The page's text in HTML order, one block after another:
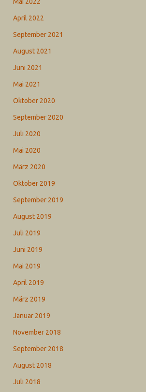
April 2022
September 2021
August 2021
Juni 2021
Mai 2021
Oktober 2020
September 2020
Juli 2020
Mai 2020
März 2020
Oktober 2019
September 2019
August 2019
Juli 2019
Juni 2019
Mai 2019
April 2019
März 2019
Januar 2019
November 2018
September 2018
August 2018
Juli 2018